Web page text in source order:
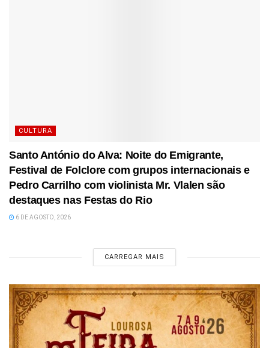
CULTURA
Santo António do Alva: Noite do Emigrante,
Festival de Folclore com grupos internacionais e
Pedro Carrilho com violinista Mr. Vlalen são
destaques nas Festas do Rio
6 DE AGOSTO, 2026
CARREGAR MAIS